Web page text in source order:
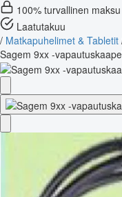
100% turvallinen maksu
Laatutakuu
/ Matkapuhelimet & Tabletit
Sagem 9xx -